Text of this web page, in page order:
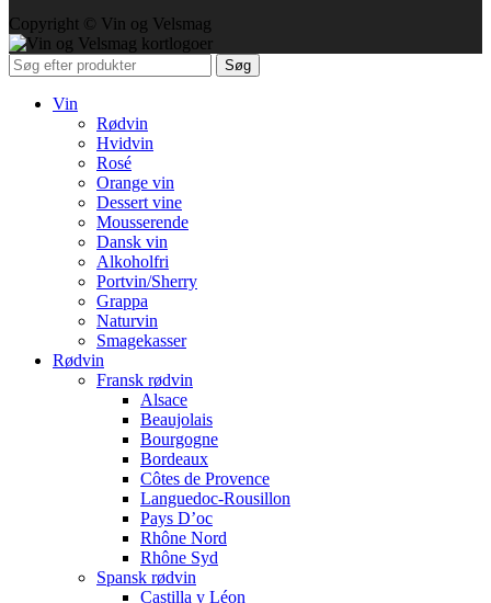
Copyright © Vin og Velsmag
Søg
Vin
Rødvin
Hvidvin
Rosé
Orange vin
Dessert vine
Mousserende
Dansk vin
Alkoholfri
Portvin/Sherry
Grappa
Naturvin
Smagekasser
Rødvin
Fransk rødvin
Alsace
Beaujolais
Bourgogne
Bordeaux
Côtes de Provence
Languedoc-Rousillon
Pays D’oc
Rhône Nord
Rhône Syd
Spansk rødvin
Castilla y Léon